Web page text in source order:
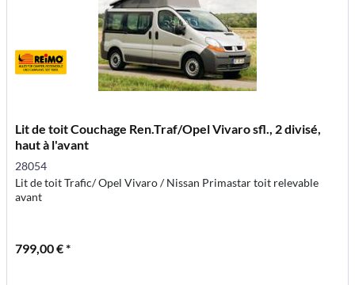
Lit de toit Couchage Ren.Traf/Opel Vivaro sfl., 2 divisé,
haut à l'avant
28054
Lit de toit Trafic/ Opel Vivaro / Nissan Primastar toit relevable
avant
799,00 € *